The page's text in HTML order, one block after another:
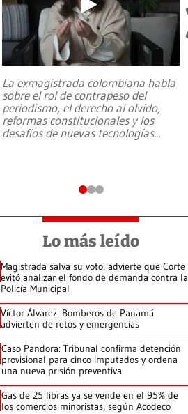
La exmagistrada colombiana habla
sobre el rol de contrapeso del
periodismo, el derecho al olvido,
reformas constitucionales y los
desafíos de nuevas tecnologías...
Lo más leído
Magistrada salva su voto: advierte que Corte
evitó analizar el fondo de demanda contra la
Policía Municipal
Víctor Álvarez: Bomberos de Panamá
advierten de retos y emergencias
Caso Pandora: Tribunal confirma detención
provisional para cinco imputados y ordena
una nueva prisión preventiva
Gas de 25 libras ya se vende en el 95% de
los comercios minoristas, según Acodeco